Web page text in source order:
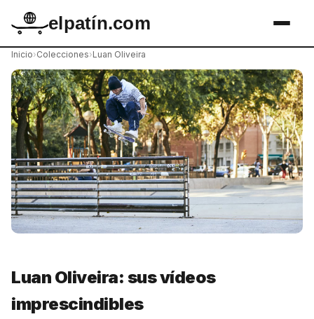
elpatín.com
Inicio›Colecciones›Luan Oliveira
Luan Oliveira: sus vídeos
imprescindibles